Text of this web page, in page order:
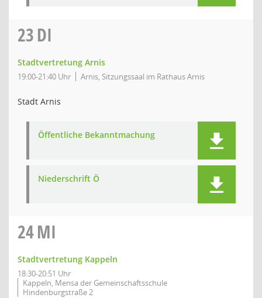
23DI
Stadtvertretung Arnis
19:00-21:40 Uhr Arnis, Sitzungssaal im Rathaus Arnis
Stadt Arnis
Öffentliche Bekanntmachung
Niederschrift Ö
24MI
Stadtvertretung Kappeln
18:30-20:51 Uhr
Kappeln, Mensa der Gemeinschaftsschule
Hindenburgstraße 2